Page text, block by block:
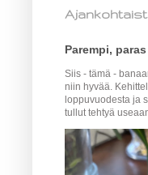
Parempi,
Siis - tämä -
niin hyvää.
loppuvuodesta ja
tullut tehtyä